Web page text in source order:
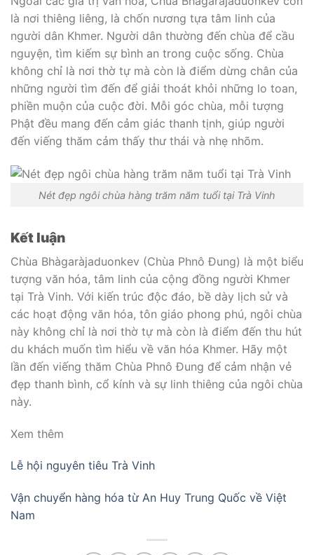
là nơi thiêng liêng, là chốn nương tựa tâm linh của
người dân Khmer. Người dân thường đến chùa để cầu
nguyện, tìm kiếm sự bình an trong cuộc sống. Chùa
không chỉ là nơi thờ tự mà còn là điểm dừng chân của
những người tìm đến để giải thoát khỏi những lo toan,
phiền muộn của cuộc đời. Mỗi góc chùa, mỗi tượng
Phật đều mang đến cảm giác thanh tịnh, giúp người
đến viếng thăm cảm thấy thư thái và nhẹ nhõm.
Nét đẹp ngôi chùa hàng trăm năm tuổi tại Trà Vinh
Kết luận
Chùa Bhàgaràjaduonkev (Chùa Phnô Đung) là một biểu
tượng văn hóa, tâm linh của cộng đồng người Khmer
tại Trà Vinh. Với kiến trúc độc đáo, bề dày lịch sử và
các hoạt động văn hóa, tôn giáo phong phú, ngôi chùa
này không chỉ là nơi thờ tự mà còn là điểm đến thu hút
du khách muốn tìm hiểu về văn hóa Khmer. Hãy một
lần đến viếng thăm Chùa Phnô Đung để cảm nhận vẻ
đẹp thanh bình, cổ kính và sự linh thiêng của ngôi chùa
này.
Xem thêm
Lễ hội nguyên tiêu Trà Vinh
Vận chuyển hàng hóa từ An Huy Trung Quốc về Việt
Nam